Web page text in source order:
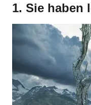
1. Sie haben